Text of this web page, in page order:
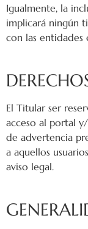
Igualmente, la
implicará ningún
con las entidades
El Titular ser
acceso al portal
de advertencia
a aquellos
aviso legal.